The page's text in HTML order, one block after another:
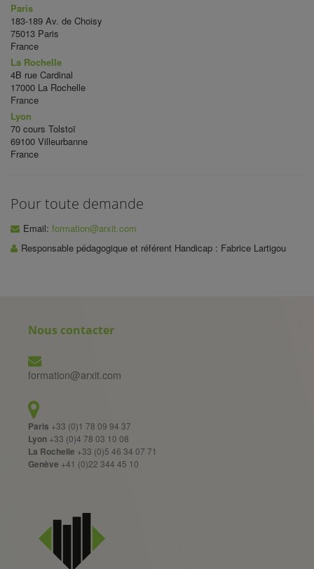
Paris
183-189 Av. de Choisy
75013 Paris
France
La Rochelle
4B rue Cardinal
17000 La Rochelle
France
Lyon
70 cours Tolstoï
69100 Villeurbanne
France
Pour toute demande
Email: formation@arxit.com
Responsable pédagogique et référent Handicap : Fabrice Lartigou
Nous contacter
formation@arxit.com
Paris +33 (0)1 78 09 94 37
Lyon +33 (0)4 78 03 10 08
La Rochelle +33 (0)5 46 34 07 71
Genève +41 (0)22 344 45 10